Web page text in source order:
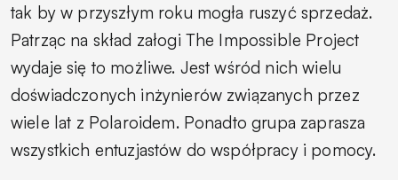
tak by w przyszłym roku mogła ruszyć sprzedaż.
Patrząc na skład załogi The Impossible Project
wydaje się to możliwe. Jest wśród nich wielu
doświadczonych inżynierów związanych przez
wiele lat z Polaroidem. Ponadto grupa zaprasza
wszystkich entuzjastów do współpracy i pomocy.